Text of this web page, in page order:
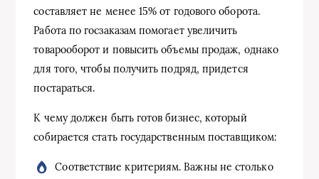
составляет не менее 15% от годового оборота.
Работа по госзаказам помогает увеличить
товарооборот и повысить объемы продаж, однако
для того, чтобы получить подряд, придется
постараться.
К чему должен быть готов бизнес, который
собирается стать государственным поставщиком:
Соответствие критериям. Важны не столько